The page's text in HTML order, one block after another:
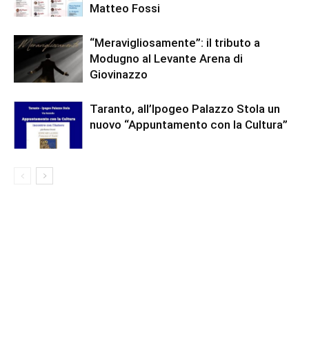
Matteo Fossi
“Meravigliosamente”: il tributo a
Modugno al Levante Arena di
Giovinazzo
Taranto, all’Ipogeo Palazzo Stola un
nuovo “Appuntamento con la Cultura”